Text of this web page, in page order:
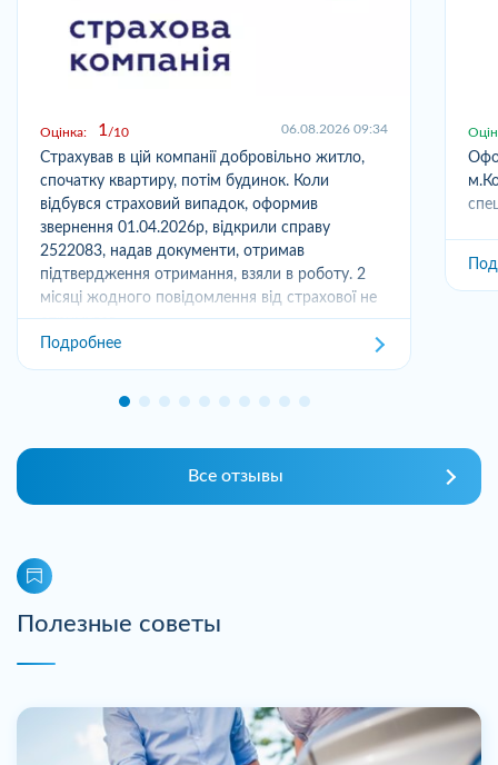
Оцінка: 1 10 06.08.2026 09:34
Страхував в цій компанії добровільно житло,
спочатку квартиру, потім будинок. Коли
відбувся страховий випадок, оформив
звернення 01.04.2026р, відкрили справу
2522083, надав документи, отримав
підтвердження отримання, взяли в роботу. 2
місяці жодного повідомлення від страхової не
отримував,...
Подробнее
Все отзывы
Полезные советы